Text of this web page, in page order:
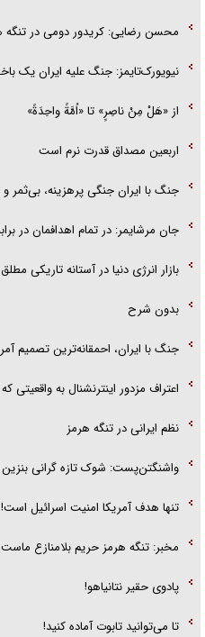
محسن رضایی: کریدور دومی در
نیویورک‌تایمز: جنگ علیه ایران یک
از «هَلْ مِنْ ناصِرٍ» تا «اُمَّةً واحِدَةً»
اربعین مصداق قدرت نرم است
جنگ با ایران جنگی پرهزینه، بی‌ثمر و
جان مرشایمر: در تمام اهدافمان در
بازار انرژی دنیا در آستانه تاریکی مطلق
بدون شرح
جنگ با ایران، احمقانه‌ترین تصمیم
اعتراف مزدور اینترنشنال به واقعیتی که ۷ ماه انکار شد!
نظم ایرانی در تنگه هرمز
واشنگتن‌پست: شوک تازه گرانی بنزین
تنها هدف آمریکا امنیت اسرائیل است!
مخبر: تنگه هرمز حریم بلامنازع ماست
پادوی حقیر نتانیاهو!
تا می‌توانید تابوت آماده کنید!